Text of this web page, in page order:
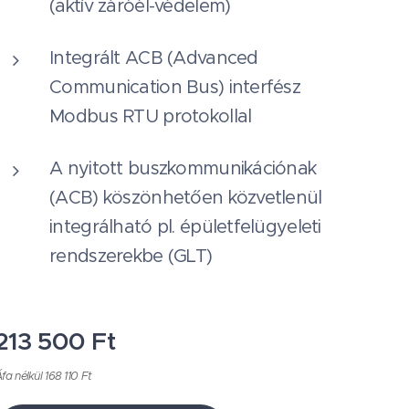
(aktív záróél-védelem)
Integrált ACB (Advanced
Communication Bus) interfész
Modbus RTU protokollal
A nyitott buszkommunikációnak
(ACB) köszönhetően közvetlenül
integrálható pl. épületfelügyeleti
rendszerekbe (GLT)
500 Ft
nélkül 168 110 Ft